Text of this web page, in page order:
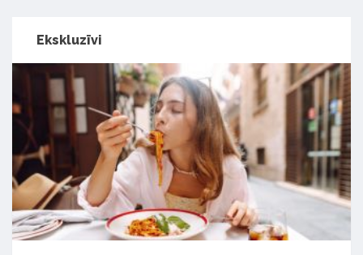
Ekskluzīvi